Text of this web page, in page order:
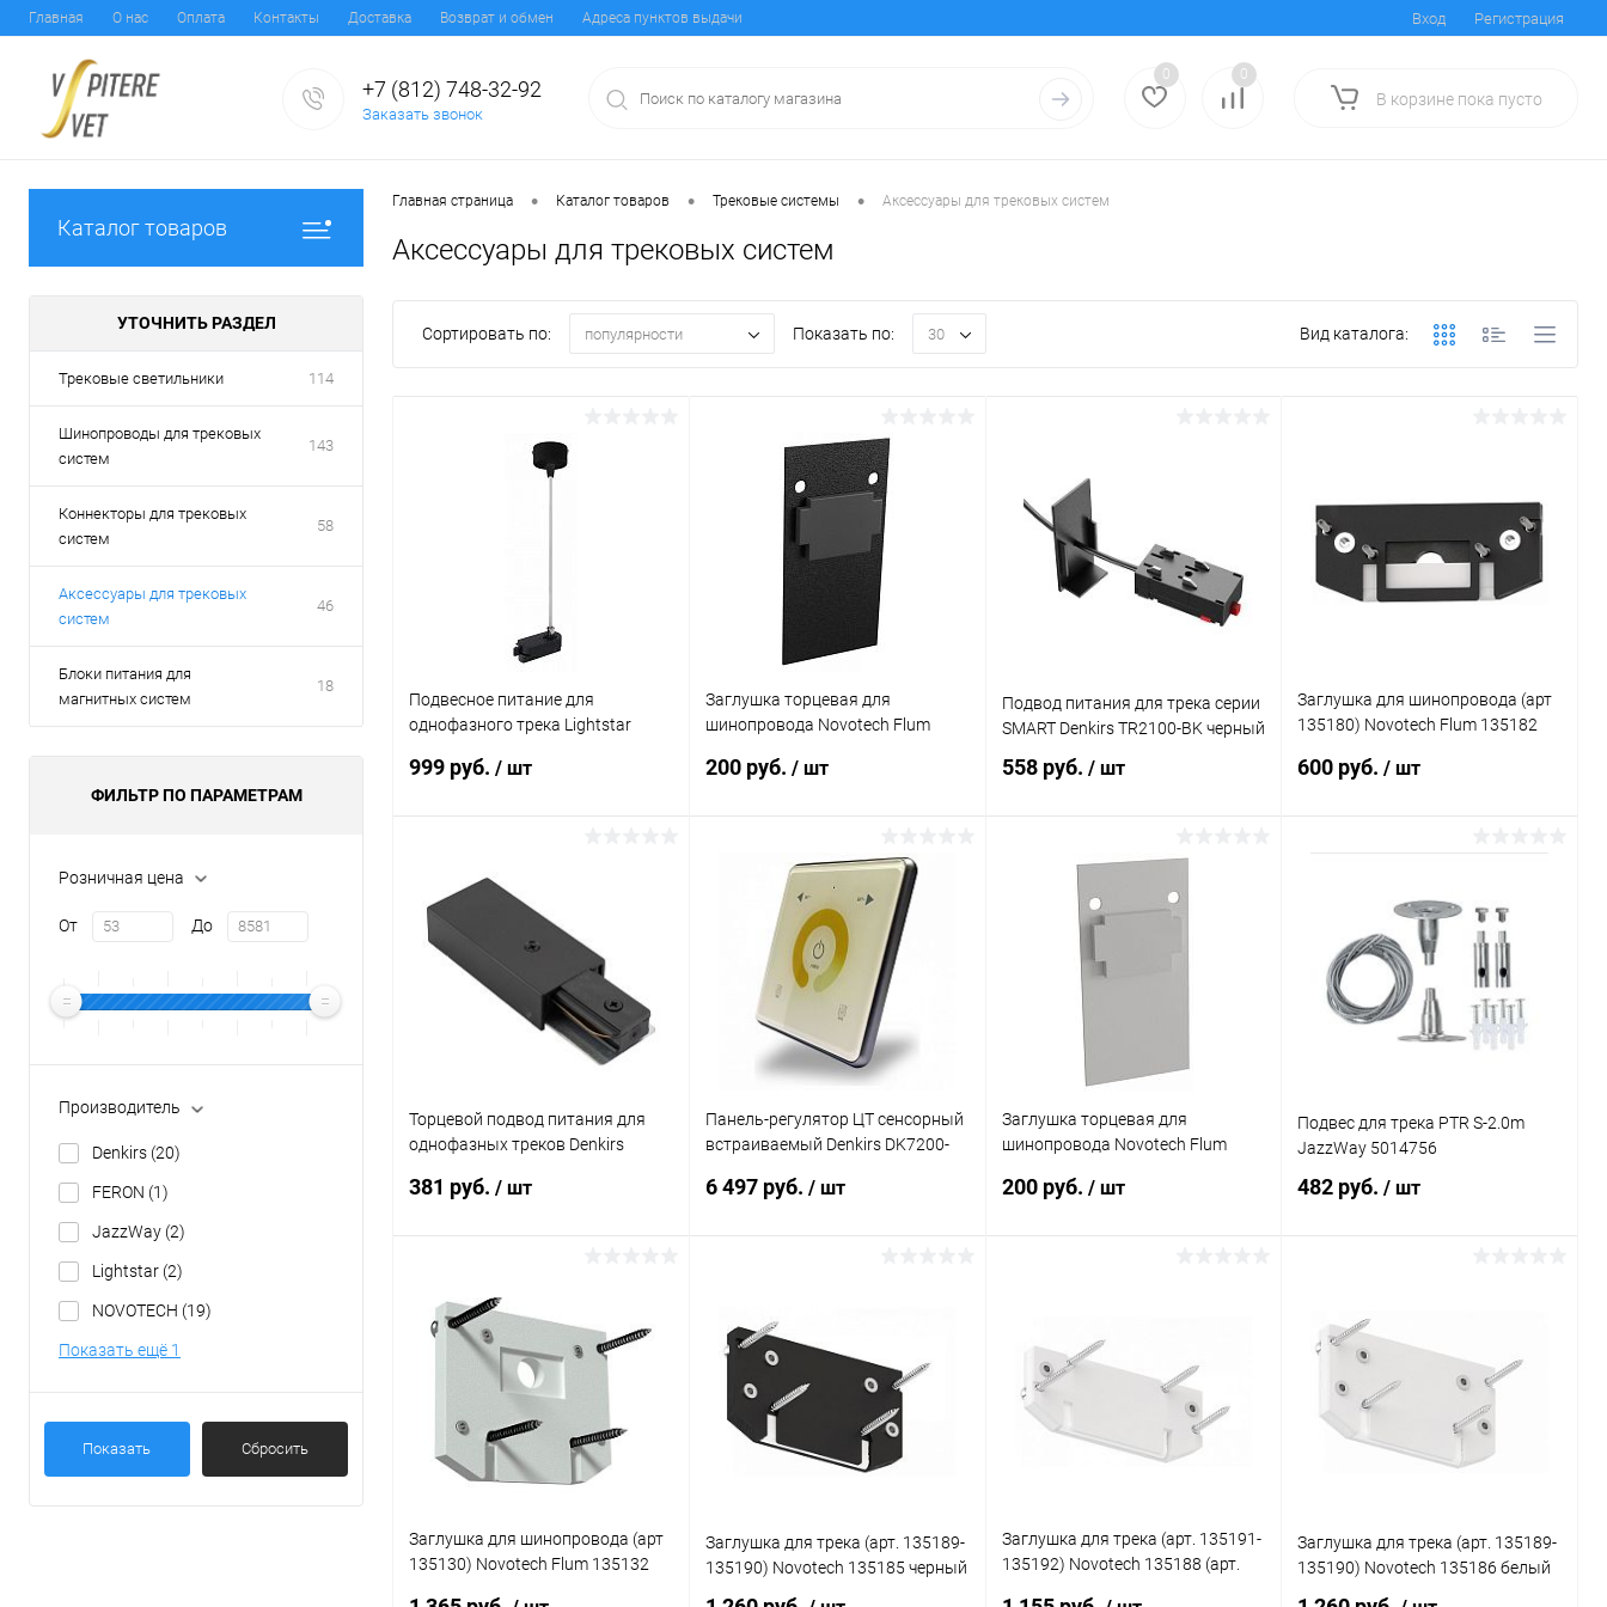
Главная О нас Оплата Контакты Доставка Возврат и обмен Адреса пунктов выдачи Вход Регистрация
+7 (812) 748-32-92
Заказать звонок
0 0
В корзине пока пусто
Каталог товаров
УТОЧНИТЬ РАЗДЕЛ
Трековые светильники 114
Шинопроводы для трековых
систем
143
Коннекторы для трековых
систем
58
Аксессуары для трековых
систем
46
Блоки питания для
магнитных систем
18
ФИЛЬТР ПО ПАРАМЕТРАМ
Розничная цена
От До
Производитель
Denkirs (20)
FERON (1)
JazzWay (2)
Lightstar (2)
NOVOTECH (19)
Показать ещё 1
Показать Сбросить
Главная страница • Каталог товаров • Трековые системы • Аксессуары для трековых систем
Аксессуары для трековых систем
Сортировать по: популярности Показать по: 30 Вид каталога:
Подвесное питание для
однофазного трека Lightstar
999 руб. / шт
Купить в 1 клик
В избранное В наличии
Заглушка торцевая для
шинопровода Novotech Flum
200 руб. / шт
В корзину
Купить в 1 клик Сравнение
В избранное В наличии
Подвод питания для трека серии
SMART Denkirs TR2100-BK черный
558 руб. / шт
В корзину
Купить в 1 клик
В избранное
Заглушка для шинопровода (арт
135180) Novotech Flum 135182
600 руб./ шт
Купить в 1 клик Сравнение
В избранное В наличии
Торцевой подвод питания для
однофазных треков Denkirs
381 руб. / шт
Купить в 1 клик Сравнение
В избранное
Панель-регулятор ЦТ сенсорный
встраиваемый Denkirs DK7200-
6 497 руб. / шт
Купить в 1 клик
В избранное В наличии
Заглушка торцевая для
шинопровода Novotech Flum
200 руб. / шт
Купить в 1 клик
В избранное В наличии
Подвес для трека PTR S-2.0m
JazzWay 5014756
482 руб./ шт
Купить в 1 клик
В избранное В наличии
Заглушка для шинопровода (арт
135130) Novotech Flum 135132
Заглушка для трека (арт. 135189-
135190) Novotech 135185 черный
Заглушка для трека (арт. 135191-
135192) Novotech 135188 (арт.
Заглушка для трека (арт. 135189-
135190) Novotech 135186 белый